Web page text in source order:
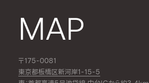
MAP
〒175-0081
東京都板橋区新河岸1-15-5